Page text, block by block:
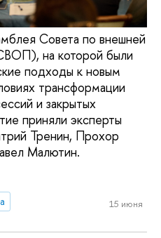
Совета по внешней
на которой были
подходы к новым
трансформации
и закрытых
приняли эксперты
Тренин, Прохор
Малютин.
15 июня